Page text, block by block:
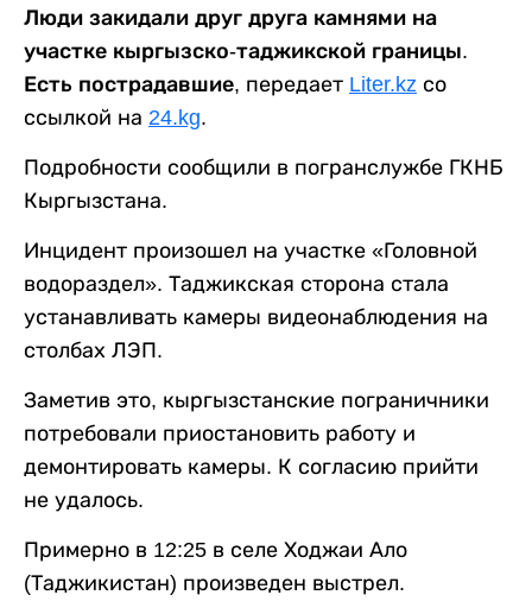
Люди закидали друг друга камнями на
участке кыргызско-таджикской границы.
Есть пострадавшие, передает Liter.kz со
ссылкой на 24.kg.
Подробности сообщили в погранслужбе ГКНБ
Кыргызстана.
Инцидент произошел на участке «Головной
водораздел». Таджикская сторона стала
устанавливать камеры видеонаблюдения на
столбах ЛЭП.
Заметив это, кыргызстанские пограничники
потребовали приостановить работу и
демонтировать камеры. К согласию прийти
не удалось.
Примерно в 12:25 в селе Ходжаи Ало
(Таджикистан) произведен выстрел.